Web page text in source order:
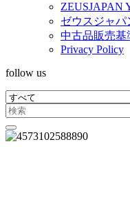
ZEUSJAPAN
ゼウスジャパ
中古品販売基
Privacy Policy
follow us